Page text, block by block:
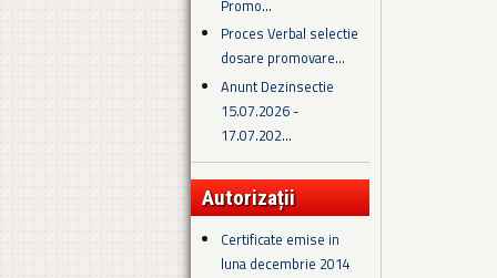
Promo...
Proces Verbal selectie
dosare promovare...
Anunt Dezinsectie
15.07.2026 -
17.07.202...
Autorizații
Certificate emise in
luna decembrie 2014